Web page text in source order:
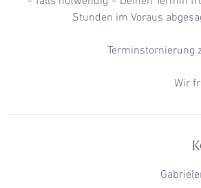
Stunden im Voraus
Terminstornierung